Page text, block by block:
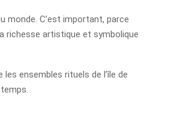
monde. C’est important, parce
richesse artistique et symbolique
ensembles rituels de l’île de